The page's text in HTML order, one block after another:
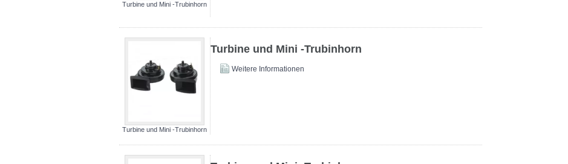
Turbine und Mini -Trubinhorn
Turbine und Mini -Trubinhorn
Turbine und Mini -Trubinhorn
Weitere Informationen